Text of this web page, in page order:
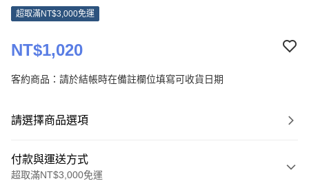
超取滿NT$3,000免運
NT$1,020
客約商品：請於結帳時在備註欄位填寫可收貨日期
請選擇商品選項
付款與運送方式
超取滿NT$3,000免運